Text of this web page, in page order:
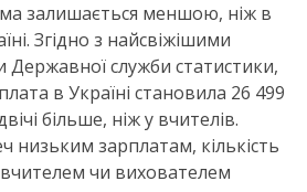
залишається меншою, ніж в
Згідно з найсвіжішими
служби статистики,
в Україні становила 26 499
більше, ніж у вчителів.
низьким зарплатам, кількість
чи вихователем